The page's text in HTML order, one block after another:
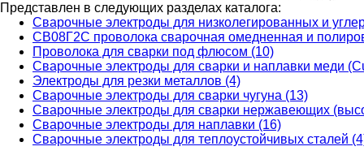
Представлен в следующих разделах каталога:
Сварочные электроды для низколегированных и
СВ08Г2С проволока сварочная омедненная и
Проволока для сварки под флюсом (10)
Сварочные электроды для сварки и наплавки меди
Электроды для резки металлов (4)
Сварочные электроды для сварки чугуна (13)
Сварочные электроды для сварки нержавеющих
Сварочные электроды для наплавки (16)
Сварочные электроды для теплоустойчивых сталей